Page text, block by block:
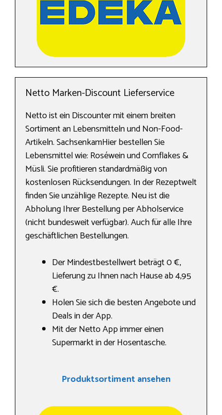
Netto Marken-Discount Lieferservice
Netto ist ein Discounter mit einem breiten
Sortiment an Lebensmitteln und Non-Food-
Artikeln. SachsenkamHier bestellen Sie
Lebensmittel wie: Roséwein und Cornflakes &
Müsli. Sie profitieren standardmäßig von
kostenlosen Rücksendungen. In der Rezeptwelt
finden Sie unzählige Rezepte. Neu ist die
Abholung Ihrer Bestellung per Abholservice
(nicht bundesweit verfügbar). Auch für alle Ihre
geschäftlichen Bestellungen.
Der Mindestbestellwert beträgt 0 €,
Lieferung zu Ihnen nach Hause ab 4,95
€.
Holen Sie sich die besten Angebote und
Deals in der App.
Mit der Netto App immer einen
Supermarkt in der Hosentasche.
Produktsortiment ansehen